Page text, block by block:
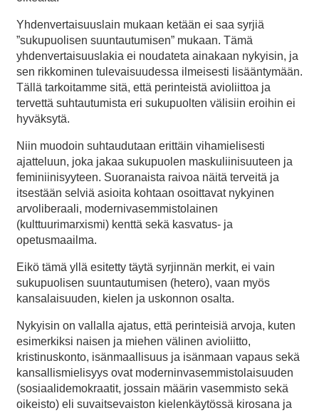
Yhdenvertaisuuslain mukaan ketään ei saa syrjiä
”sukupuolisen suuntautumisen” mukaan. Tämä
yhdenvertaisuuslakia ei noudateta ainakaan nykyisin, ja
sen rikkominen tulevaisuudessa ilmeisesti lisääntymään.
Tällä tarkoitamme sitä, että perinteistä avioliittoa ja
tervettä suhtautumista eri sukupuolten välisiin eroihin ei
hyväksytä.
Niin muodoin suhtaudutaan erittäin vihamielisesti
ajatteluun, joka jakaa sukupuolen maskuliinisuuteen ja
feminiinisyyteen. Suoranaista raivoa näitä terveitä ja
itsestään selviä asioita kohtaan osoittavat nykyinen
arvoliberaali, modernivasemmistolainen
(kulttuurimarxismi) kenttä sekä kasvatus- ja
opetusmaailma.
Eikö tämä yllä esitetty täytä syrjinnän merkit, ei vain
sukupuolisen suuntautumisen (hetero), vaan myös
kansalaisuuden, kielen ja uskonnon osalta.
Nykyisin on vallalla ajatus, että perinteisiä arvoja, kuten
esimerkiksi naisen ja miehen välinen avioliitto,
kristinuskonto, isänmaallisuus ja isänmaan vapaus sekä
kansallismielisyys ovat moderninvasemmistolaisuuden
(sosiaalidemokraatit, jossain määrin vasemmisto sekä
oikeisto) eli suvaitsevaiston kielenkäytössä kirosana ja